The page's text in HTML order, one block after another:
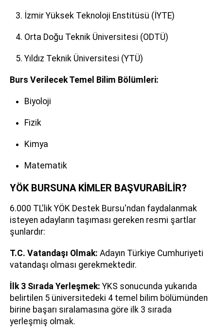
İzmir Yüksek Teknoloji Enstitüsü (İYTE)
Orta Doğu Teknik Üniversitesi (ODTÜ)
Yıldız Teknik Üniversitesi (YTÜ)
Burs Verilecek Temel Bilim Bölümleri:
Biyoloji
Fizik
Kimya
Matematik
YÖK BURSUNA KİMLER BAŞVURABİLİR?
6.000 TL'lik YÖK Destek Bursu'ndan faydalanmak
isteyen adayların taşıması gereken resmi şartlar
şunlardır:
T.C. Vatandaşı Olmak: Adayın Türkiye Cumhuriyeti
vatandaşı olması gerekmektedir.
İlk 3 Sırada Yerleşmek: YKS sonucunda yukarıda
belirtilen 5 üniversitedeki 4 temel bilim bölümünden
birine başarı sıralamasına göre ilk 3 sırada
yerleşmiş olmak.